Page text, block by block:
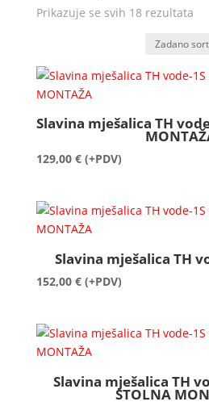
Prikazuje se svih 18 rezultata
Slavina mješalica TH
129,00 € (+PDV)
Slavina mješalica TH
152,00 € (+PDV)
Slavina mješalica TH
STOLNA